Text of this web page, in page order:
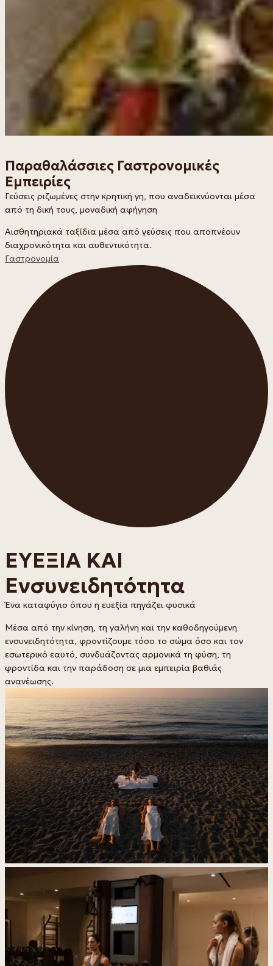
Παραθαλάσσιες Γαστρονομικές
Εμπειρίες
Γεύσεις ριζωμένες στην κρητική γη, που αναδεικνύονται μέσα
από τη δική τους, μοναδική αφήγηση
Αισθητηριακά ταξίδια μέσα από γεύσεις που αποπνέουν
διαχρονικότητα και αυθεντικότητα.
Γαστρονομία
ΕΥΕΞΙΑ ΚΑΙ
Ενσυνειδητότητα
Ένα καταφύγιο όπου η ευεξία πηγάζει φυσικά
Μέσα από την κίνηση, τη γαλήνη και την καθοδηγούμενη
ενσυνειδητότητα, φροντίζουμε τόσο το σώμα όσο και τον
εσωτερικό εαυτό, συνδυάζοντας αρμονικά τη φύση, τη
φροντίδα και την παράδοση σε μια εμπειρία βαθιάς
ανανέωσης.